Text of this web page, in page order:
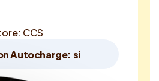
CCS
Autocharge: si